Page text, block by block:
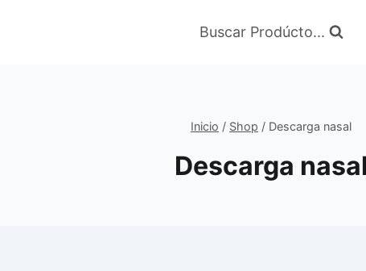
Buscar Prodúcto...
Inicio / Shop / Descarga nasal
Descarga nasal